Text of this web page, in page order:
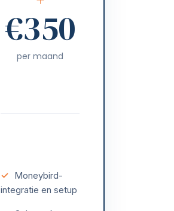
€350
per maand
✓ Moneybird-
integratie en setup